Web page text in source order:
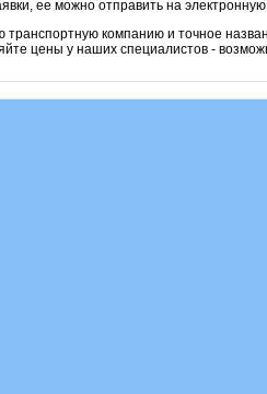
ее можно отправить на электронную
транспортную компанию и точное
цены у наших специалистов -